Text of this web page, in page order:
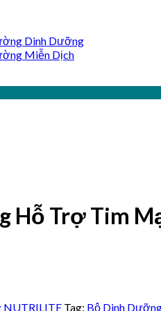
Dinh Dưỡng
Miễn Dịch
Hỗ Trợ Tim
NUTRILITE Tag: Bộ Dinh